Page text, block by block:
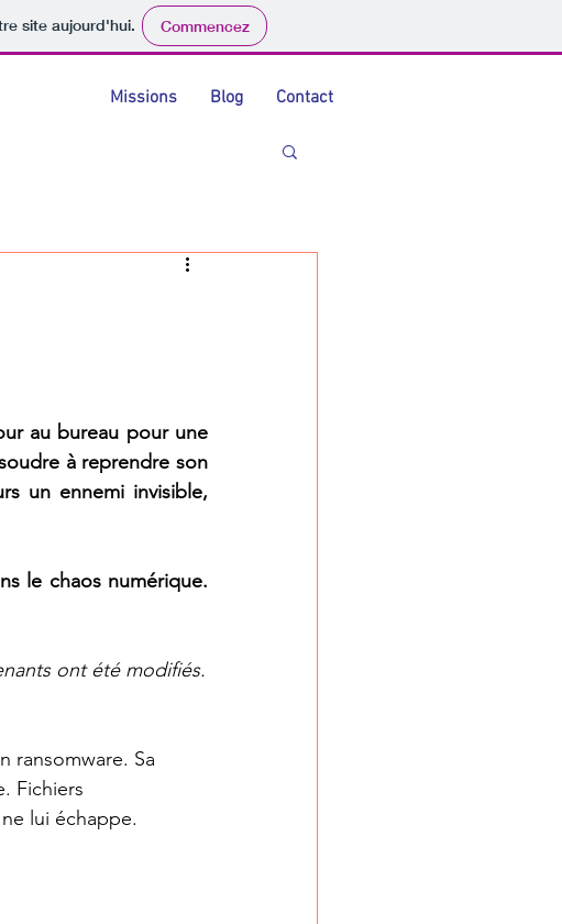
site aujourd'hui. Commencez
Missions Blog Contact
au bureau pour une
à reprendre son
un ennemi invisible,
le chaos numérique.
ont été modifiés.
ransomware. Sa
Fichiers
lui échappe.